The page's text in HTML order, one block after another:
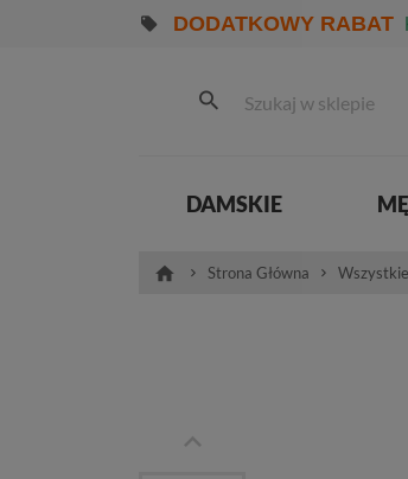
DODATKOWY RABAT
DAMSKIE
Strona Główna